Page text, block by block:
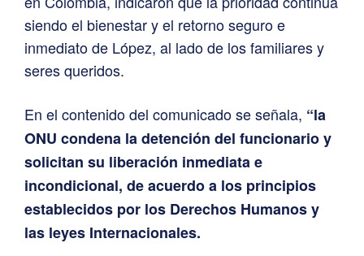
siendo el bienestar y el retorno seguro e
inmediato de López, al lado de los familiares y
seres queridos.
En el contenido del comunicado se señala, “la
ONU condena la detención del funcionario y
solicitan su liberación inmediata e
incondicional, de acuerdo a los principios
establecidos por los Derechos Humanos y
las leyes Internacionales.